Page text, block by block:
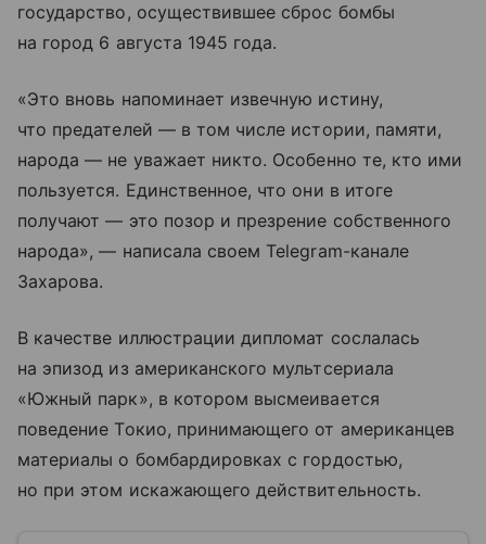
государство, осуществившее сброс бомбы
на город 6 августа 1945 года.
«Это вновь напоминает извечную истину,
что предателей — в том числе истории, памяти,
народа — не уважает никто. Особенно те, кто ими
пользуется. Единственное, что они в итоге
получают — это позор и презрение собственного
народа», — написала своем Telegram-канале
Захарова.
В качестве иллюстрации дипломат сослалась
на эпизод из американского мультсериала
«Южный парк», в котором высмеивается
поведение Токио, принимающего от американцев
материалы о бомбардировках с гордостью,
но при этом искажающего действительность.